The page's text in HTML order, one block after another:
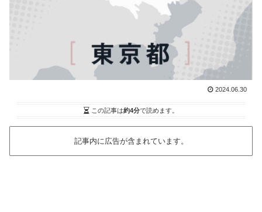
2024.06.30
この記事は約4分で読めます。
記事内に広告が含まれています。